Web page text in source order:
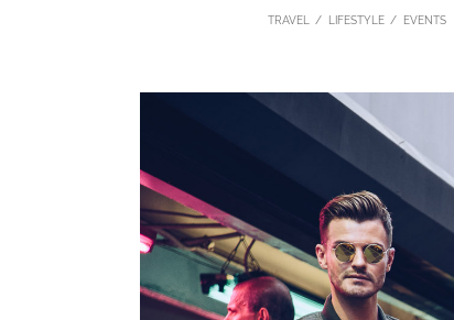
TRAVEL LIFESTYLE EVENTS